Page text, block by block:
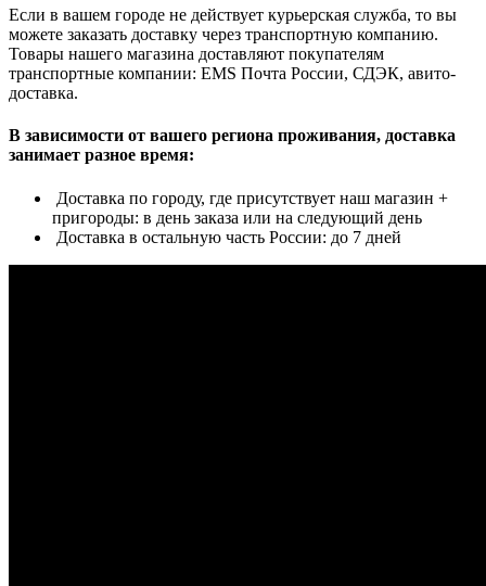
Если в вашем городе не действует курьерская служба, то вы
можете заказать доставку через транспортную компанию.
Товары нашего магазина доставляют покупателям
транспортные компании: EMS Почта России, СДЭК, авито-
доставка.
В зависимости от вашего региона проживания, доставка
занимает разное время:
Доставка по городу, где присутствует наш магазин +
пригороды: в день заказа или на следующий день
Доставка в остальную часть России: до 7 дней